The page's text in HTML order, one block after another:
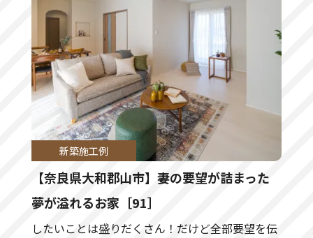
新築施工例
【奈良県大和郡山市】妻の要望が詰まった
夢が溢れるお家［91］
したいことは盛りだくさん！だけど全部要望を伝